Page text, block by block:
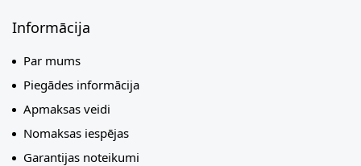
Informācija
Par mums
Piegādes informācija
Apmaksas veidi
Nomaksas iespējas
Garantijas noteikumi